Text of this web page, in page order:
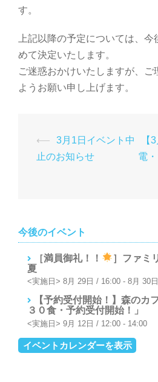
す。
上記以降の予定については、
めて決定いたします。
ご迷惑おかけいたしますが、ご
ようお願い申し上げます。
投
稿
ー
シ
ョ
ン
⟵
3月1日イベント中
止のお知らせ
【
電
今後のイベント
［満員御礼！！
］ファミ
夏
8月 29日 / 16:00 - 8月 30
【予約受付開始！】森のカ
３０食・予約受付開始！」
9月 12日 / 12:00 - 14:00
イベントカレンダーを表示